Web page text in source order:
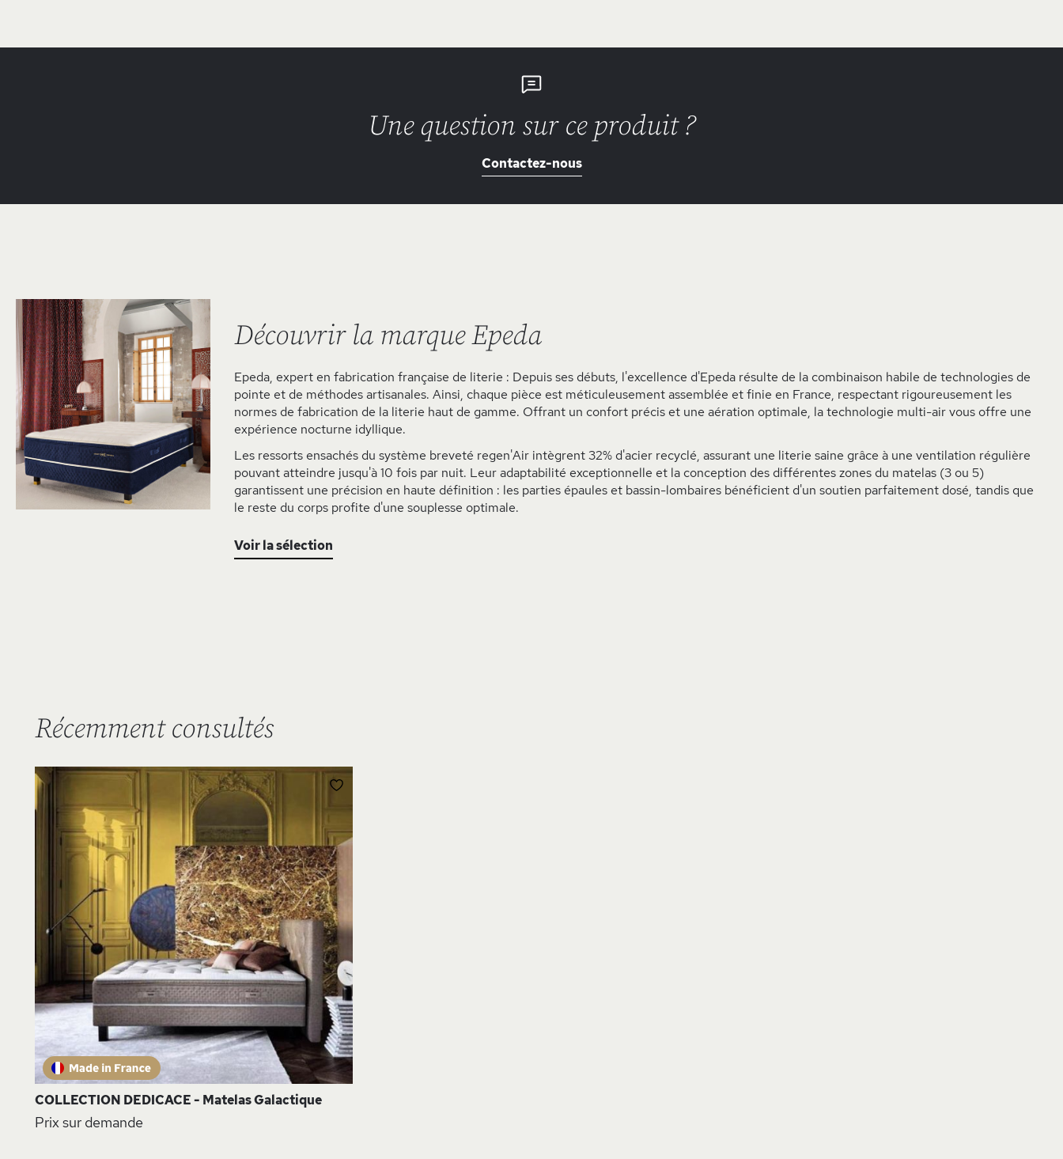
Une question sur ce produit ?
Contactez-nous
Découvrir la marque Epeda
Epeda, expert en fabrication française de literie : Depuis ses débuts, l'excellence d'Epeda résulte de la combinaison habile de technologies de
pointe et de méthodes artisanales. Ainsi, chaque pièce est méticuleusement assemblée et finie en France, respectant rigoureusement les
normes de fabrication de la literie haut de gamme. Offrant un confort précis et une aération optimale, la technologie multi-air vous offre une
expérience nocturne idyllique.
Les ressorts ensachés du système breveté regen'Air intègrent 32% d'acier recyclé, assurant une literie saine grâce à une ventilation régulière
pouvant atteindre jusqu'à 10 fois par nuit. Leur adaptabilité exceptionnelle et la conception des différentes zones du matelas (3 ou 5)
garantissent une précision en haute définition : les parties épaules et bassin-lombaires bénéficient d'un soutien parfaitement dosé, tandis que
le reste du corps profite d'une souplesse optimale.
Voir la sélection
Récemment consultés
COLLECTION DEDICACE - Matelas Galactique
Prix sur demande
MA